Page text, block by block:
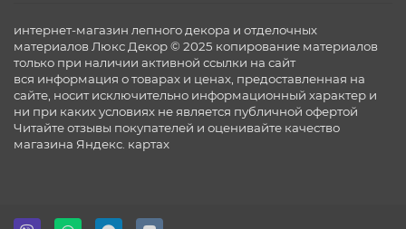
интернет-магазин лепного декора и отделочных
материалов Люкс Декор © 2025 копирование материалов
только при наличии активной ссылки на сайт
вся информация о товарах и ценах, предоставленная на
сайте, носит исключительно информационный характер и
ни при каких условиях не является публичной офертой
Читайте отзывы покупателей и оценивайте качество
магазина Яндекс. картах